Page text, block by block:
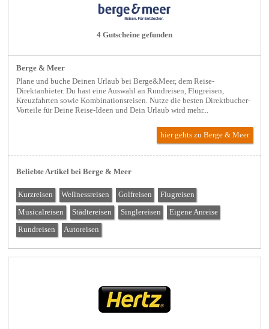
4 Gutscheine gefunden
Berge & Meer
Plane und buche Deinen Urlaub bei Berge&Meer, dem Reise-
Direktanbieter. Du hast eine Auswahl an Rundreisen, Flugreisen,
Kreuzfahrten sowie Kombinationsreisen. Nutze die besten Direktbucher-
Vorteile für Deine Reise-Ideen und Dein Urlaub wird mehr...
hier gehts zu Berge & Meer
Beliebte Artikel bei Berge & Meer
Kurzreisen Wellnessreisen Golfreisen Flugreisen
Musicalreisen Städtereisen Singlereisen Eigene Anreise
Rundreisen Autoreisen